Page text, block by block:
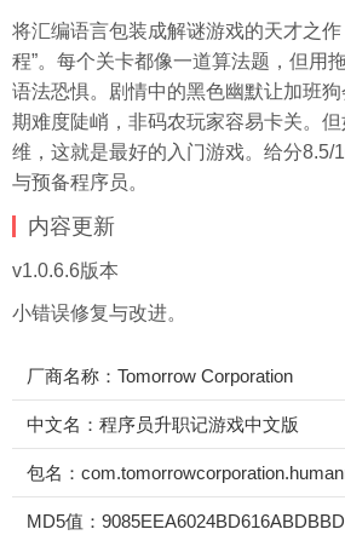
将汇编语言包装成解谜游戏的天才之作
程”。每个关卡都像一道算法题，但用
语法恐惧。剧情中的黑色幽默让加班
期难度陡峭，非码农玩家容易卡关。
维，这就是最好的入门游戏。给分8.5/
与预备程序员。
内容更新
v1.0.6.6版本
小错误修复与改进。
厂商名称：Tomorrow Corporation
中文名：程序员升职记游戏中文版
包名：
MD5值：